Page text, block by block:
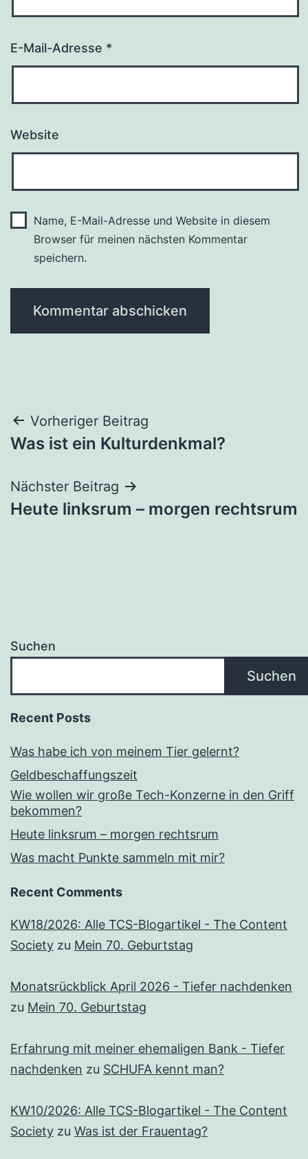
E-Mail-Adresse *
Website
Name, E-Mail-Adresse und Website in diesem
Browser für meinen nächsten Kommentar
speichern.
Beitragsnavigation
Vorheriger Beitrag
Was ist ein Kulturdenkmal?
Nächster Beitrag
Heute linksrum – morgen rechtsrum
Suchen
Suchen
Recent Posts
Was habe ich von meinem Tier gelernt?
Geldbeschaffungszeit
Wie wollen wir große Tech-Konzerne in den Griff
bekommen?
Heute linksrum – morgen rechtsrum
Was macht Punkte sammeln mit mir?
Recent Comments
KW18/2026: Alle TCS-Blogartikel - The Content
Society zu Mein 70. Geburtstag
Monatsrückblick April 2026 - Tiefer nachdenken
zu Mein 70. Geburtstag
Erfahrung mit meiner ehemaligen Bank - Tiefer
nachdenken zu SCHUFA kennt man?
KW10/2026: Alle TCS-Blogartikel - The Content
Society zu Was ist der Frauentag?